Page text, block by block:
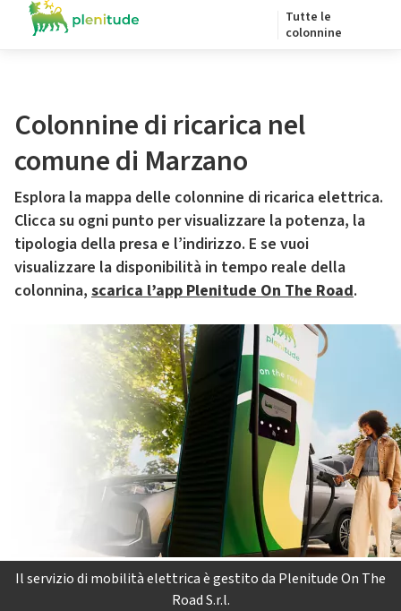
Tutte le
colonnine
Colonnine di ricarica nel
comune di Marzano
Esplora la mappa delle colonnine di ricarica elettrica.
Clicca su ogni punto per visualizzare la potenza, la
tipologia della presa e l’indirizzo. E se vuoi
visualizzare la disponibilità in tempo reale della
colonnina, scarica l’app Plenitude On The Road.
Il servizio di mobilità elettrica è gestito da Plenitude On The
Road S.r.l.